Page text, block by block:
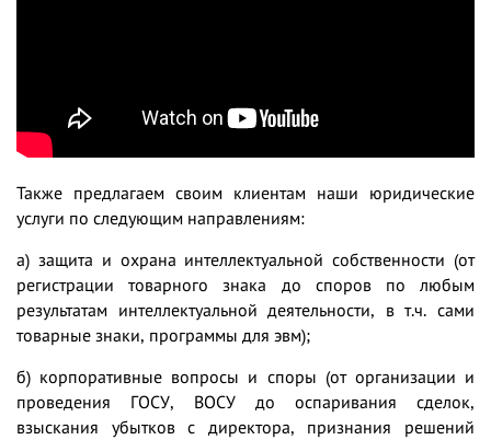
Также предлагаем своим клиентам наши юридические
услуги по следующим направлениям:
а) защита и охрана интеллектуальной собственности (от
регистрации товарного знака до споров по любым
результатам интеллектуальной деятельности, в т.ч. сами
товарные знаки, программы для эвм);
б) корпоративные вопросы и споры (от организации и
проведения ГОСУ, ВОСУ до оспаривания сделок,
взыскания убытков с директора, признания решений